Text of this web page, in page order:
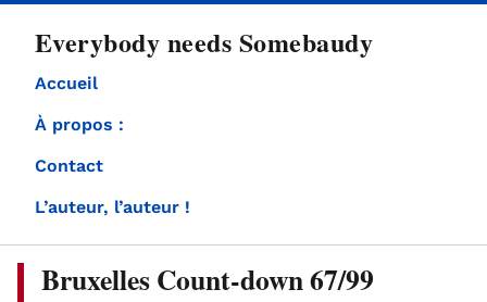
Everybody needs Somebaudy
Accueil
À propos :
Contact
L’auteur, l’auteur !
Bruxelles Count-down 67/99